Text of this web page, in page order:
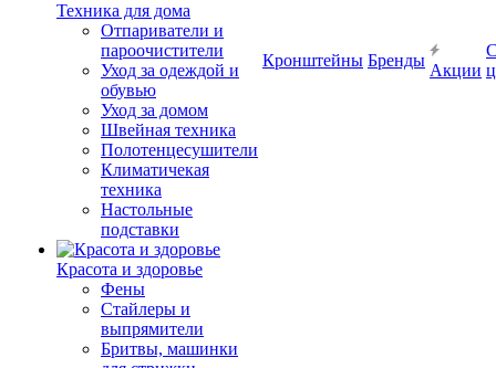
Техника для дома
Отпариватели и
пароочистители
Уход за одеждой и
обувью
Уход за домом
Швейная техника
Полотенцесушители
Климатичекая
техника
Настольные
подставки
Красота и здоровье
Фены
Стайлеры и
выпрямители
Бритвы, машинки
Кронштейны Бренды
Акции